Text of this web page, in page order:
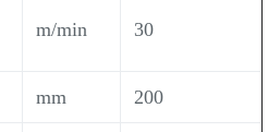
m/min 30
mm 200